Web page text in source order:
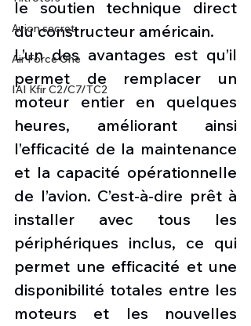
Avion secret
Air Force One
IAI Kfir C2/C7/TC2
le soutien technique direct
du constructeur américain.
L’un des avantages est qu’il
permet de remplacer un
moteur entier en quelques
heures, améliorant ainsi
l’efficacité de la maintenance
et la capacité opérationnelle
de l’avion. C’est-à-dire prêt à
installer avec tous les
périphériques inclus, ce qui
permet une efficacité et une
disponibilité totales entre les
moteurs et les nouvelles